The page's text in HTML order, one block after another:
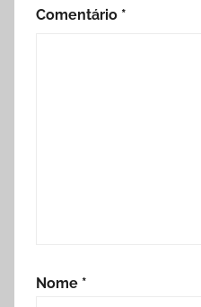
Comentário *
Nome *